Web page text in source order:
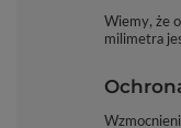
Wiemy, że
milimetra